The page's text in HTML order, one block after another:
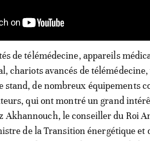
de télémédecine, appareils
chariots avancés de
stand, de nombreux équipements
qui ont montré un grand
Akhannouch, le conseiller du Roi
de la Transition énergétique et